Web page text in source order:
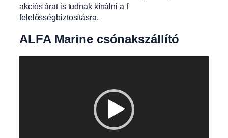
akciós árat is tudnak kínálni a f
felelősségbiztosításra.
ALFA Marine csónakszállító